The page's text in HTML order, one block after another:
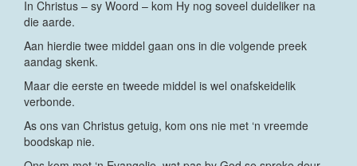
In Christus – sy Woord – kom Hy nog soveel duideliker na
die aarde.
Aan hierdie twee middel gaan ons in die volgende preek
aandag skenk.
Maar die eerste en tweede middel is wel onafskeidelik
verbonde.
As ons van Christus getuig, kom ons nie met ‘n vreemde
boodskap nie.